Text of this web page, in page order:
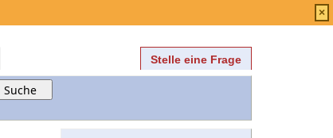
Stelle eine Frage
×